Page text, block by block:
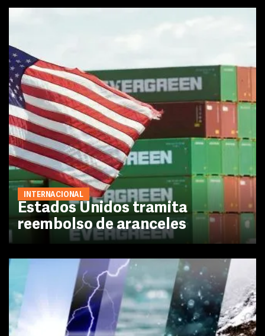
INTERNACIONAL
Estados Unidos tramita
reembolso de aranceles